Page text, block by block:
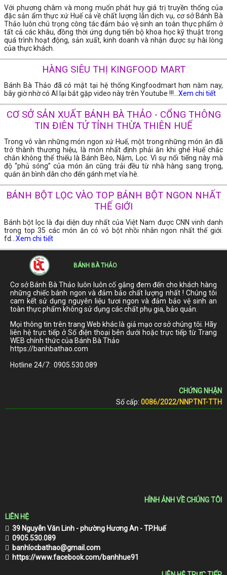
Với phương châm và mong muốn phát huy giá trị truyền thống của
đặc sản ẩm thực xứ Huế cả về chất lượng lẫn dịch vụ, cơ sở Bánh Bà
Thảo luôn chú trọng công tác đảm bảo vệ sinh an toàn thực phẩm ở
tất cả các khâu, đồng thời ứng dụng tiến bộ khoa học kỹ thuật trong
quá trình hoạt động, sản xuất, kinh doanh và nhận được sự hài lòng
của thực khách.
HÀNG SIÊU THỊ KINGFOOD MART
Bánh Bà Thảo đã có mặt tại hệ thống Kingfoodmart hơn năm nay,
bây giờ nhờ có AI lại bắt gặp video này trên Youtube !!!... Xem chi tiết
CƠ SỞ SẢN XUẤT BÁNH BÀ THẢO - CỔNG THÔNG
TIN ĐIÊN TỬ TỈNH THỪA THIÊN HUẾ
Trong vô vàn những món ngon xứ Huế, một trong những món ăn đã
trở thành thương hiệu, là món nhất định phải ăn khi ghé Huế chắc
chắn không thể thiếu là Bánh Bèo, Nậm, Lọc. Vì sự nổi tiếng này mà
độ “phủ sóng” của món ăn cũng trải đều từ nhà hàng sang trọng,
quán ăn bình dân cho đến gánh mẹt vỉa hè.
BÁNH BỘT LỌC VÀO TOP BÁNH BỘT NGON NHẤT
THẾ GIỚI
Bánh bột lọc là đại diện duy nhất của Việt Nam được CNN vinh danh
trong top 35 các món ăn có vỏ bột nhồi nhân ngon nhất thế giới.
fd... Xem chi tiết
BÁNH BÀ THẢO
Cơ sở Bánh Bà Thảo luôn luôn cố gắng đem đến cho khách hàng
những chiếc bánh ngon và đảm bảo chất lượng nhất ! Chúng tôi
cam kết sử dụng nguyên liệu tươi ngon và đảm bảo vệ sinh an
toàn thực phẩm không sử dụng các chất phụ gia, bảo quản.
Mọi thông tin trên trang Web khác là giả mạo cơ sở chúng tôi. Hãy
liên hệ trực tiếp ở Số điện thoại bên dưới hoặc trực tiếp từ Trang
WEB chính thức của Bánh Bà Thảo
https://banhbathao.com
Hotline 24/7: 0905.530.089
CHỨNG NHẬN
Số cấp: 0086/2022/NNPTNT-TTH
HÌNH ẢNH VỀ CHÚNG TÔI
LIÊN HỆ
39 Nguyễn Văn Linh - phường Hương An - TP.Huế
0905.530.089
banhlocbathao@gmail.com
https://www.facebook.com/banhhue91